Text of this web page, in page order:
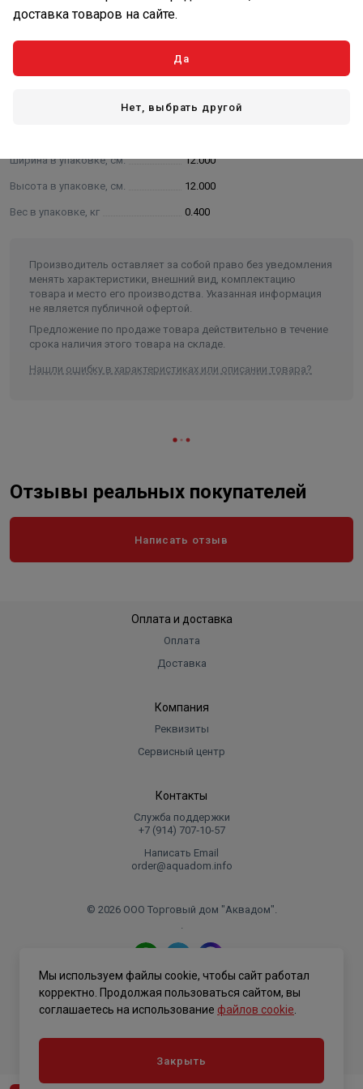
Характеристики
Ширина в упаковке, см. 12.000
Высота в упаковке, см. 12.000
Вес в упаковке, кг 0.400
Производитель оставляет за собой право без уведомления
менять характеристики, внешний вид, комплектацию
товара и место его производства. Указанная информация
не является публичной офертой.
Предложение по продаже товара действительно в течение
срока наличия этого товара на складе.
Нашли ошибку в характеристиках или описании товара?
Отзывы реальных покупателей
Написать отзыв
Оплата и доставка
Оплата
Доставка
Компания
Реквизиты
Сервисный центр
Контакты
Служба поддержки
+7 (914) 707‑10‑57
Написать Email
order@aquadom.info
© 2026 ООО Торговый дом "Аквадом".
.
Политика конфиденциальности
доставка товаров на сайте.
Да
Нет, выбрать другой
Мы используем файлы cookie, чтобы сайт работал
корректно. Продолжая пользоваться сайтом, вы
соглашаетесь на использование файлов cookie
Закрыть